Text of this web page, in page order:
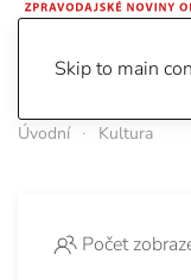
Skip to main
Úvodní Kultura
Počet